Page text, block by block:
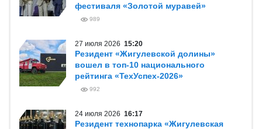
фестиваля «Золотой муравей»
989
27 июля 2026 15:20
Резидент «Жигулевской долины»
вошел в топ-10 национального
рейтинга «ТехУспех-2026»
992
24 июля 2026 16:17
Резидент технопарка «Жигулевская